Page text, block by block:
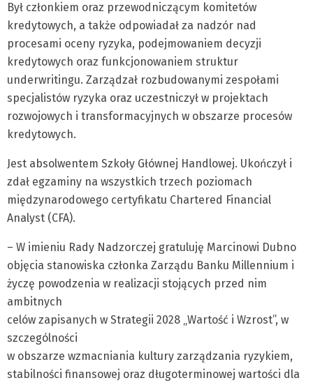
Był członkiem oraz przewodniczącym komitetów
kredytowych, a także odpowiadał za nadzór nad
procesami oceny ryzyka, podejmowaniem decyzji
kredytowych oraz funkcjonowaniem struktur
underwritingu. Zarządzał rozbudowanymi zespołami
specjalistów ryzyka oraz uczestniczył w projektach
rozwojowych i transformacyjnych w obszarze procesów
kredytowych.
Jest absolwentem Szkoły Głównej Handlowej. Ukończył i
zdał egzaminy na wszystkich trzech poziomach
międzynarodowego certyfikatu Chartered Financial
Analyst (CFA).
– W imieniu Rady Nadzorczej gratuluję Marcinowi Dubno
objęcia stanowiska członka Zarządu Banku Millennium i
życzę powodzenia w realizacji stojących przed nim
ambitnych
celów zapisanych w Strategii 2028 „Wartość i Wzrost”, w
szczególności
w obszarze wzmacniania kultury zarządzania ryzykiem,
stabilności finansowej oraz długoterminowej wartości dla